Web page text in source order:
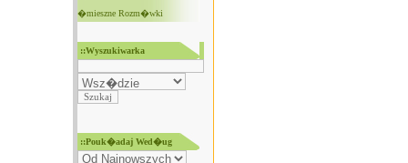
�mieszne Rozm�wki
::Wyszukiwarka
::Pouk�adaj Wed�ug